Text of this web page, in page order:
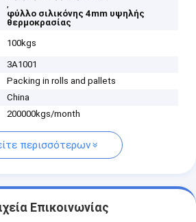
,
φύλλο σιλικόνης 4mm υψηλής
θερμοκρασίας
100kgs
3A1001
Packing in rolls and pallets
China
200000kgs/month
περισσότερων
Επικοινωνίας